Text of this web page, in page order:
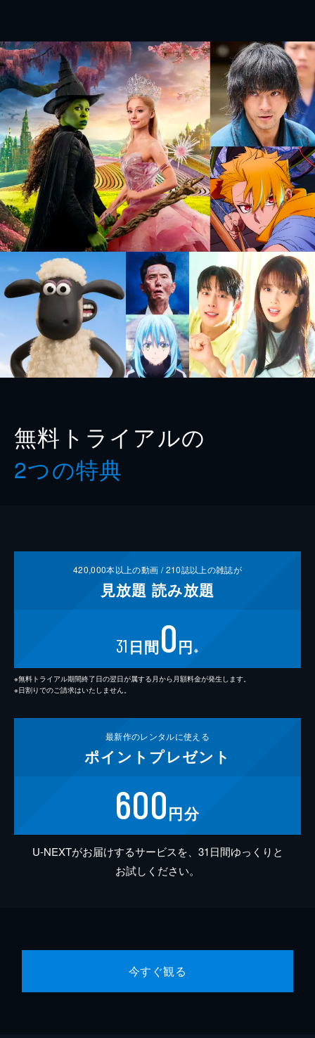
無料トライアルの
2つの特典
420,000本以上の動画 /210誌以上の雑誌が
見放題 読み放題
31 日間0円 ※
※無料トライアル期間終了日の翌日が属する月から月額料金が発生します。
※日割りでのご請求はいたしません。
最新作のレンタルに使える
ポイント プレゼント
600円分
U-NEXTがお届けするサービスを、31日間ゆっくりと
お試しください。
今すぐ観る